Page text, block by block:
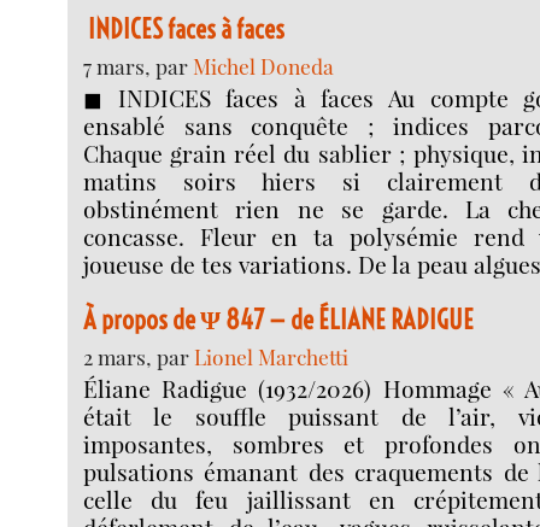
INDICES faces à faces
7 mars, parMichel Doneda
◼︎ INDICES faces à faces Au compte
ensablé sans conquête ; indices
Chaque grain réel du sablier ; physique,
matins soirs hiers si clairement
obstinément rien ne se garde. La
concasse. Fleur en ta polysémie
joueuse de tes variations. De la peau
À propos de Ψ 847 — de ÉLIANE RADIGUE
2 mars, parLionel Marchetti
Éliane Radigue (1932/2026) Hommage «
était le souffle puissant de l’air,
imposantes, sombres et profondes
pulsations émanant des craquements
celle du feu jaillissant en